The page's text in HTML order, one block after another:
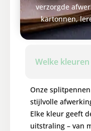
verzorgde
kartonnen,
Welke
Onze
stijlvolle
Elke kleur geeft
uitstraling – van